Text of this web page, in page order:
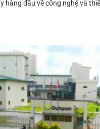
hàng đầu về công nghệ và